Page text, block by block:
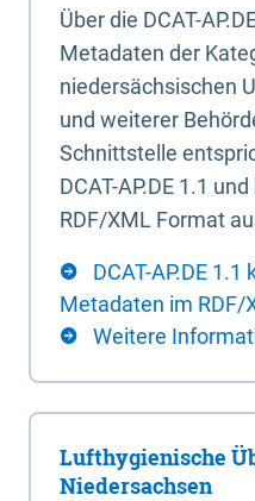
Über die DCAT-
Metadaten der
niedersächsischen
und weiterer
Schnittstelle
DCAT-AP.DE 1.1
RDF/XML Format
DCAT-AP.DE
Metadaten im RDF/
Weitere
Lufthygienische
Niedersachsen